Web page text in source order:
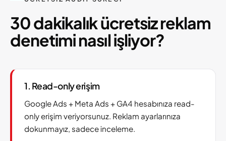
30 dakikalık ücretsiz reklam
denetimi nasıl işliyor?
1. Read-only erişim
Google Ads + Meta Ads + GA4 hesabınıza read-
only erişim veriyorsunuz. Reklam ayarlarınıza
dokunmayız, sadece inceleme.